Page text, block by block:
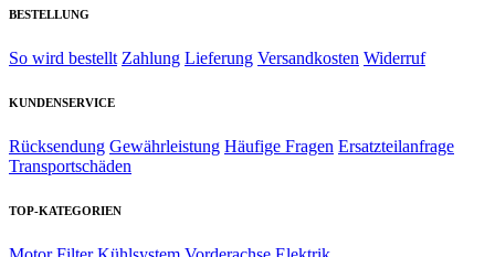
BESTELLUNG
So wird bestellt Zahlung Lieferung Versandkosten Widerruf
KUNDENSERVICE
Rücksendung Gewährleistung Häufige Fragen Ersatzteilanfrage
Transportschäden
TOP-KATEGORIEN